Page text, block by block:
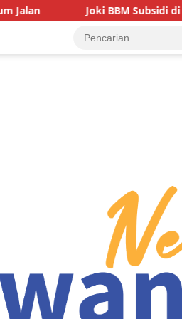
Joki BBM Subsidi di SPBU